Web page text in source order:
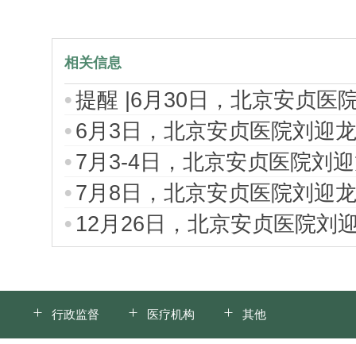
相关信息
提醒 |6月30日，北京安贞医
6月3日，北京安贞医院刘迎
7月3-4日，北京安贞医院刘
7月8日，北京安贞医院刘迎
12月26日，北京安贞医院刘
行政监督 医疗机构 其他